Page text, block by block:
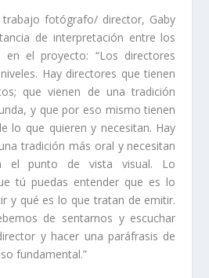
fotógrafo/ director, Gaby
de interpretación entre los
en el proyecto: “Los directores
Hay directores que tienen
que vienen de una tradición
y que por eso mismo tienen
lo que quieren y necesitan. Hay
tradición más oral y necesitan
el punto de vista visual. Lo
tú puedas entender que es lo
y qué es lo que tratan de emitir.
de sentarnos y escuchar
y hacer una paráfrasis de
fundamental.”